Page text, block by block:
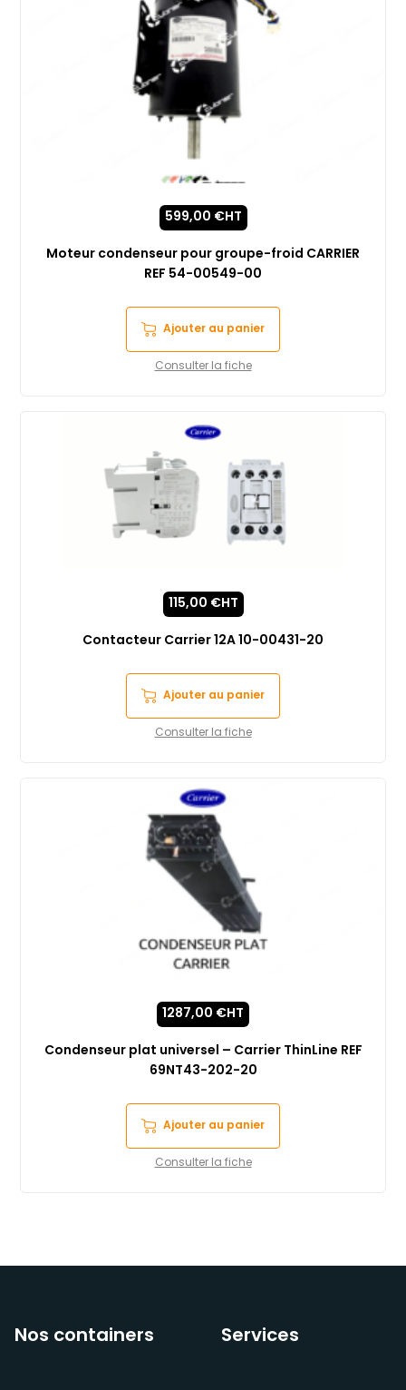
Moteur condenseur pour groupe-froid CARRIER
REF 54-00549-00
599,00 €HT
Ajouter au panier
Consulter la fiche
Contacteur Carrier 12A 10-00431-20
115,00 €HT
Ajouter au panier
Consulter la fiche
Condenseur plat universel – Carrier ThinLine REF
69NT43-202-20
1287,00 €HT
Ajouter au panier
Consulter la fiche
Nos containers Services